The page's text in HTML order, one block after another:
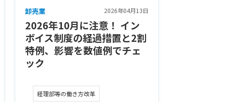
卸売業 2026年04月13日
2026年10月に注意！ イン
ボイス制度の経過措置と2割
特例、影響を数値例でチェ
ック
経理部等の働き方改革